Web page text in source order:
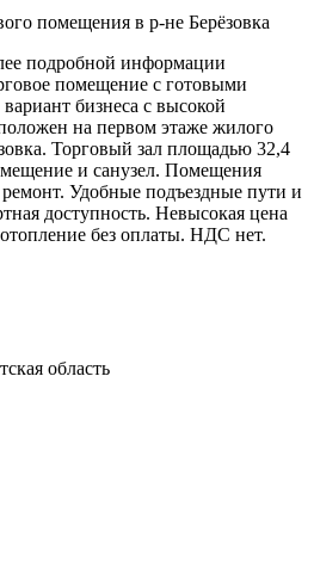
помещения в р-не Берёзовка
подробной информации
помещение с готовыми
бизнеса с высокой
на первом этаже жилого
Торговый зал площадью 32,4
и санузел. Помещения
Удобные подъездные пути и
доступность. Невысокая цена
без оплаты. НДС нет.
область